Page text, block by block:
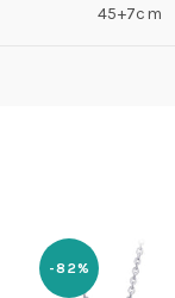
45+7cm
-82%